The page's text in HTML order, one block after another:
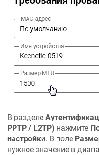
В разделе
PPTP / L2TP) нажмите
настройки. В поле
нужное значение в